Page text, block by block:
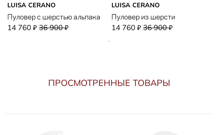
LUISA CERANO
Пуловер с шерстью альпака
14 760 ₽ 36 900₽
LUISA CERANO
Пуловер из шерсти
14 760 ₽ 36 900₽
ПРОСМОТРЕННЫЕ ТОВАРЫ